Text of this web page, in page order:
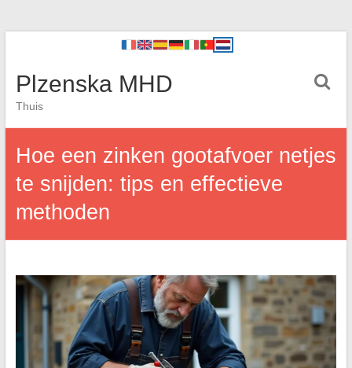
Plzenska MHD
Thuis
Hoe een zinken gootafvoer netjes
te snijden: tips en effectieve
methoden